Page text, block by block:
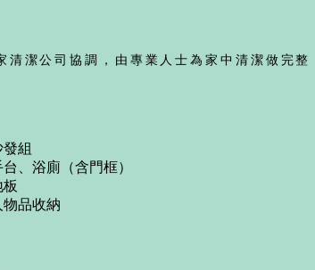
潔公司協調，由專業人士為家中清潔做完整
組
、浴廁（含門框）
品收納